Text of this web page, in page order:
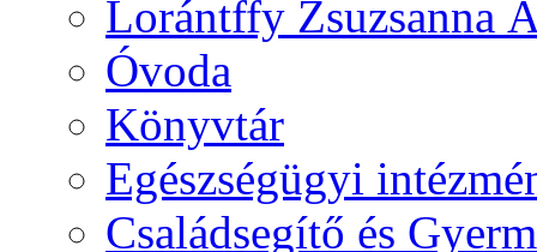
Lorántffy Zsuzsanna
Óvoda
Könyvtár
Egészségügyi
Családsegítő és